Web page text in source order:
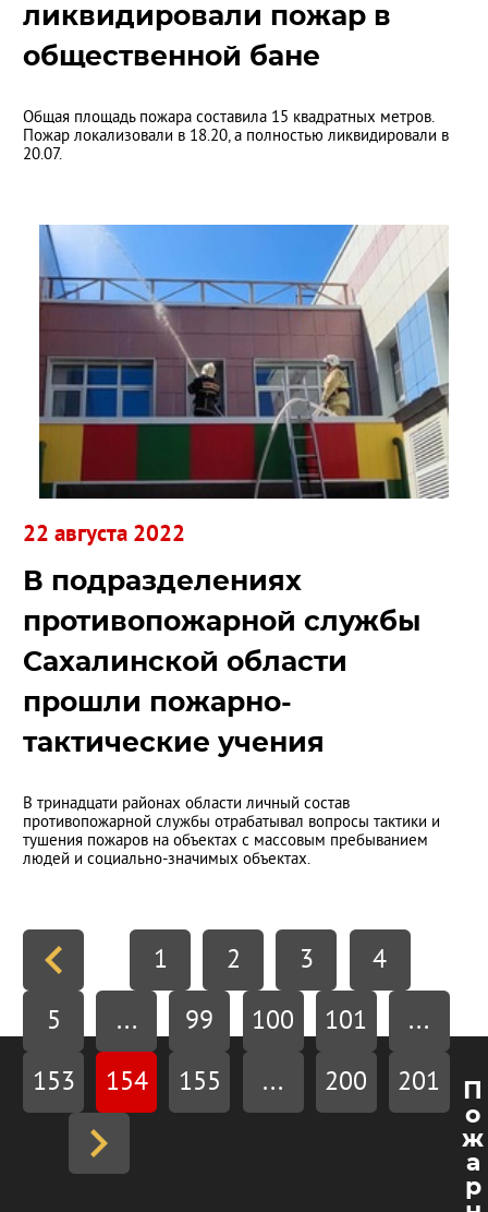
ликвидировали пожар в
общественной бане
Общая площадь пожара составила 15 квадратных метров.
Пожар локализовали в 18.20, а полностью ликвидировали в
20.07.
В подразделениях
противопожарной службы
Сахалинской области
прошли пожарно-
тактические учения
В тринадцати районах области личный состав
противопожарной службы отрабатывал вопросы тактики и
тушения пожаров на объектах с массовым пребыванием
людей и социально-значимых объектах.
22 августа 2022
1 2 3 4
5 ... 99 100 101 ...
153 154 155 ... 200 201
П
о
ж
а
р